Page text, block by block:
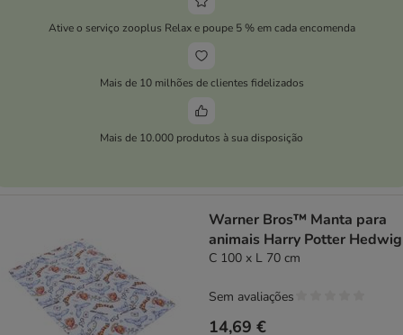
Ative o serviço zooplus Relax e poupe 5 % em cada encomenda
Mais de 10 milhões de clientes fidelizados
Mais de 10.000 produtos à sua disposição
Warner Bros™ Manta para
animais Harry Potter Hedwig
C 100 x L 70 cm
14,69 €
Sem avaliações